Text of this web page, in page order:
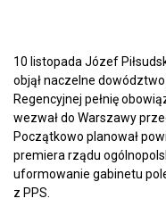
10 listopada Józef
objął naczelne
Regencyjnej pełnię
wezwał do Warszawy
Początkowo planował
premiera rządu
uformowanie gabinetu
z PPS.